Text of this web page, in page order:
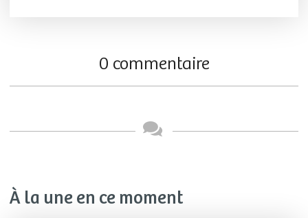
0 commentaire
À la une en ce moment